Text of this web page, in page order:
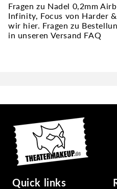
Fragen zu Nadel 0,2mm
Infinity, Focus von Harder
wir hier. Fragen zu
in unseren Versand FAQ
Quick links